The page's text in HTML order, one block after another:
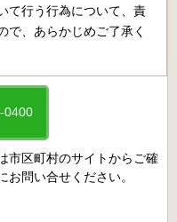
て行う行為について、責
で、あらかじめご了承く
0400
市区町村のサイトからご確
問い合せください。